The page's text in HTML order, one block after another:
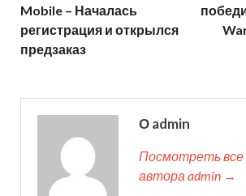
Mobile – Началась
регистрация и открылся
предзаказ
О admin
Посмотреть все
автора admin →